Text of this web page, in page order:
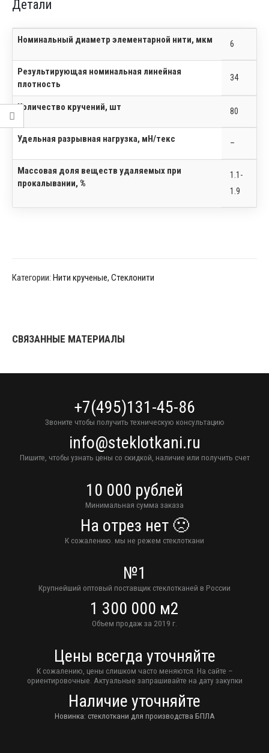
Детали
Номинальный диаметр элементарной нити, мкм 6
Результирующая номинальная линейная
плотность
34
Количество кручений, шт 80
Удельная разрывная нагрузка, мН/текс –
Массовая доля веществ удаляемых при
прокалывании, %
1.1-
1.9
Категории: Нити крученые, Стеклонити
СВЯЗАННЫЕ МАТЕРИАЛЫ
+7(495)131-45-86
Звоните чтобы получить техническую консультацию
info@steklotkani.ru
Пишите, чтобы узнать цены со скидкой, наличие или получить счет
10 000 рублей
Минимальная сумма заказа
На отрез нет 🙁
К сожалению. мы не режем стеклоткани
№1
Крупнейший оптовый поставщик стеклотканей в России
1 300 000 м2
Объем продаж за 2019 г.
Цены всегда уточняйте
К сожалению, цены слишком часто меняются. На сайте –
ориентировочные. Актуальные запрашивайте на дату закупки
Наличие уточняйте
Новинка: стеклоткани для производства БПЛА